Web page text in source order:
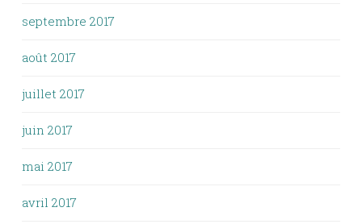
septembre 2017
août 2017
juillet 2017
juin 2017
mai 2017
avril 2017